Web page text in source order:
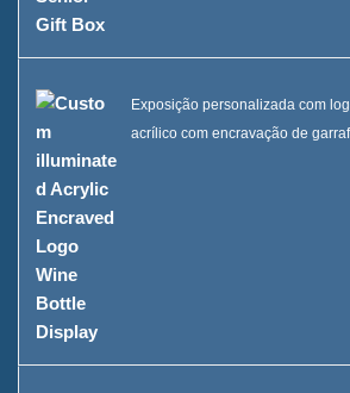
Exposição personalizada com
acrílico com encravação de